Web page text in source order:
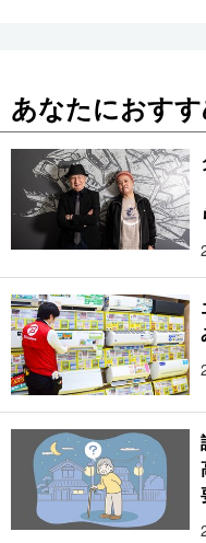
あなたにおす